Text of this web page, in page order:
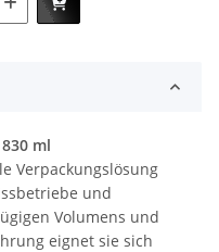
ml
Verpackungslösung
und
Volumens und
eignet sie sich